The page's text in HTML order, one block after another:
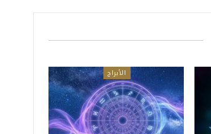
الأبراج